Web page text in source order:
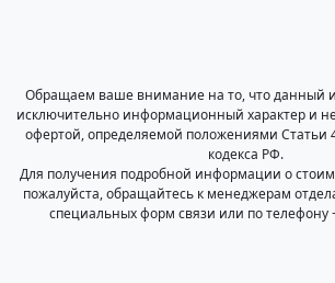
Обращаем ваше внимание на то, что данный
исключительно информационный характер и
офертой, определяемой положениями Статьи
кодекса РФ.
Для получения подробной информации о
пожалуйста, обращайтесь к менеджерам
специальных форм связи или по телефону